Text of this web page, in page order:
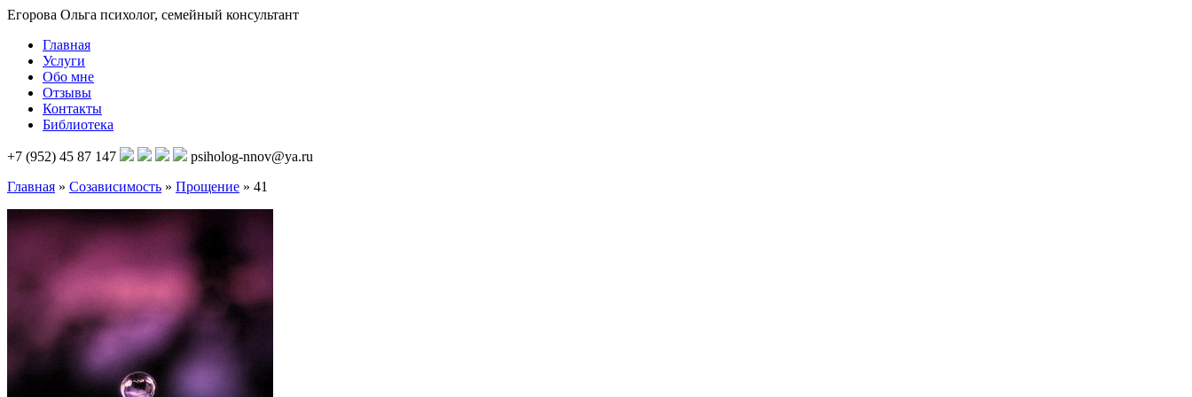
Егорова Ольга психолог, семейный консультант
Главная
Услуги
Обо мне
Отзывы
Контакты
Библиотека
+7 (952) 45 87 147
psiholog-nnov@ya.ru
Главная » Созависимость » Прощение » 41